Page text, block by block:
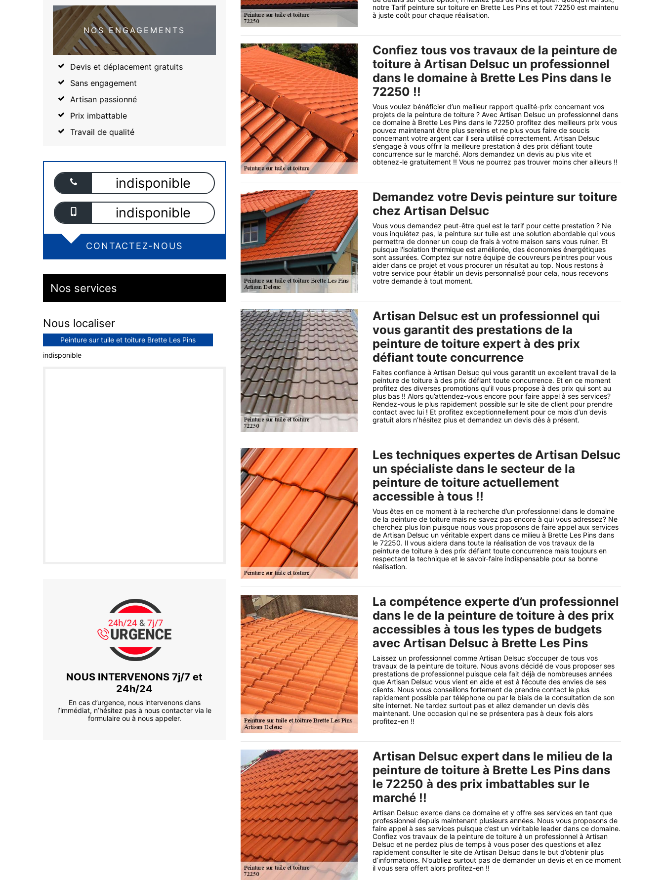
NOS ENGAGEMENTS
Devis et déplacement gratuits
Sans engagement
Artisan passionné
Prix imbattable
Travail de qualité
indisponible
indisponible
CONTACTEZ-NOUS
Nos services
Nous localiser
Peinture sur tuile et toiture Brette Les Pins
indisponible
NOUS INTERVENONS 7j/7 et
24h/24
En cas d’urgence, nous intervenons dans
l’immédiat, n’hésitez pas à nous contacter via le
formulaire ou à nous appeler.
notre Tarif peinture sur toiture en Brette Les Pins et tout 72250 est maintenu
à juste coût pour chaque réalisation.
Confiez tous vos travaux de la peinture de
toiture à Artisan Delsuc un professionnel
dans le domaine à Brette Les Pins dans le
72250 !!
Vous voulez bénéficier d’un meilleur rapport qualité-prix concernant vos
projets de la peinture de toiture ? Avec Artisan Delsuc un professionnel dans
ce domaine à Brette Les Pins dans le 72250 profitez des meilleurs prix vous
pouvez maintenant être plus sereins et ne plus vous faire de soucis
concernant votre argent car il sera utilisé correctement. Artisan Delsuc
s’engage à vous offrir la meilleure prestation à des prix défiant toute
concurrence sur le marché. Alors demandez un devis au plus vite et
obtenez-le gratuitement !! Vous ne pourrez pas trouver moins cher ailleurs !!
Demandez votre Devis peinture sur toiture
chez Artisan Delsuc
Vous vous demandez peut-être quel est le tarif pour cette prestation ? Ne
vous inquiétez pas, la peinture sur tuile est une solution abordable qui vous
permettra de donner un coup de frais à votre maison sans vous ruiner. Et
puisque l'isolation thermique est améliorée, des économies énergétiques
sont assurées. Comptez sur notre équipe de couvreurs peintres pour vous
aider dans ce projet et vous procurer un résultat au top. Nous restons à
votre service pour établir un devis personnalisé pour cela, nous recevons
votre demande à tout moment.
Artisan Delsuc est un professionnel qui
vous garantit des prestations de la
peinture de toiture expert à des prix
défiant toute concurrence
Faites confiance à Artisan Delsuc qui vous garantit un excellent travail de la
peinture de toiture à des prix défiant toute concurrence. Et en ce moment
profitez des diverses promotions qu’il vous propose à des prix qui sont au
plus bas !! Alors qu’attendez-vous encore pour faire appel à ses services?
Rendez-vous le plus rapidement possible sur le site de client pour prendre
contact avec lui ! Et profitez exceptionnellement pour ce mois d’un devis
gratuit alors n’hésitez plus et demandez un devis dès à présent.
Les techniques expertes de Artisan Delsuc
un spécialiste dans le secteur de la
peinture de toiture actuellement
accessible à tous !!
Vous êtes en ce moment à la recherche d’un professionnel dans le domaine
de la peinture de toiture mais ne savez pas encore à qui vous adressez? Ne
cherchez plus loin puisque nous vous proposons de faire appel aux services
de Artisan Delsuc un véritable expert dans ce milieu à Brette Les Pins dans
le 72250. Il vous aidera dans toute la réalisation de vos travaux de la
peinture de toiture à des prix défiant toute concurrence mais toujours en
respectant la technique et le savoir-faire indispensable pour sa bonne
réalisation.
La compétence experte d’un professionnel
dans le de la peinture de toiture à des prix
accessibles à tous les types de budgets
avec Artisan Delsuc à Brette Les Pins
Laissez un professionnel comme Artisan Delsuc s’occuper de tous vos
travaux de la peinture de toiture. Nous avons décidé de vous proposer ses
prestations de professionnel puisque cela fait déjà de nombreuses années
que Artisan Delsuc vous vient en aide et est à l’écoute des envies de ses
clients. Nous vous conseillons fortement de prendre contact le plus
rapidement possible par téléphone ou par le biais de la consultation de son
site internet. Ne tardez surtout pas et allez demander un devis dès
maintenant. Une occasion qui ne se présentera pas à deux fois alors
profitez-en !!
Artisan Delsuc expert dans le milieu de la
peinture de toiture à Brette Les Pins dans
le 72250 à des prix imbattables sur le
marché !!
Artisan Delsuc exerce dans ce domaine et y offre ses services en tant que
professionnel depuis maintenant plusieurs années. Nous vous proposons de
faire appel à ses services puisque c’est un véritable leader dans ce domaine.
Confiez vos travaux de la peinture de toiture à un professionnel à Artisan
Delsuc et ne perdez plus de temps à vous poser des questions et allez
rapidement consulter le site de Artisan Delsuc dans le but d’obtenir plus
d’informations. N’oubliez surtout pas de demander un devis et en ce moment
il vous sera offert alors profitez-en !!